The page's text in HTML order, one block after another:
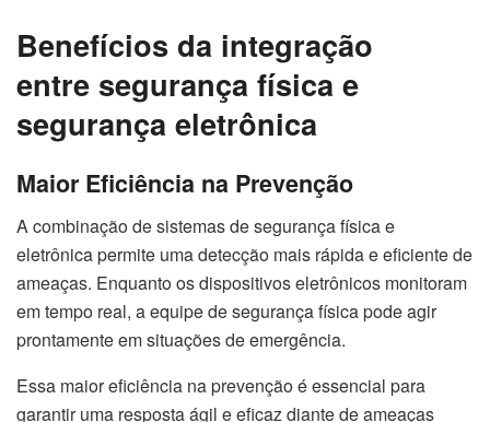
Benefícios da integração
entre segurança física e
segurança eletrônica
Maior Eficiência na Prevenção
A combinação de sistemas de segurança física e
eletrônica permite uma detecção mais rápida e eficiente de
ameaças. Enquanto os dispositivos eletrônicos monitoram
em tempo real, a equipe de segurança física pode agir
prontamente em situações de emergência.
Essa maior eficiência na prevenção é essencial para
garantir uma resposta ágil e eficaz diante de ameaças